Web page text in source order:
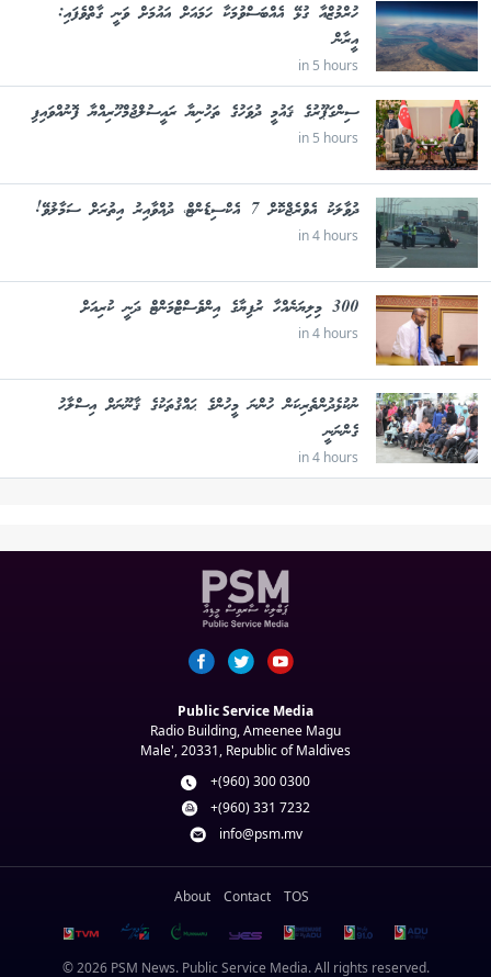
ހުރްމުޒްއާ ގުޅޭ އެއްބަސްވުމަކާ ހަމައަށް އައުމަށް ވަނީ ގާތްވެފައި:
އީރާން
in 5 hours
ސިންގަޕޫރުގެ ޤައުމީ ދުވަހުގެ ތަހުނިޔާ ރައީސުލްޖުމްހޫރިއްޔާ ފޮނުއްވައިފި
in 5 hours
ދުވާލަކު އެވްރެޖްކޮށް 7 އެކްސިޑެންޓް، ދުއްވާއިރު އިތުރަށް ސަމާލުވޭ!
in 4 hours
300 މިލިޔަނެއްހާ ރުފިޔާގެ އިންވެސްޓްމަންޓް ދަނީ ކުރިއަށް
in 4 hours
ނުކުޅެދުންތެރިކަން ހުންނަ މީހުންގެ ޙައްޤުތަކުގެ ޤާނޫނަށް އިސްލާހު
ގެންނަނީ
in 4 hours
Public Service Media
Radio Building, Ameenee Magu
Male', 20331, Republic of Maldives
+(960) 300 0300
+(960) 331 7232
info@psm.mv
About Contact TOS
© 2026 PSM News. Public Service Media. All rights reserved.